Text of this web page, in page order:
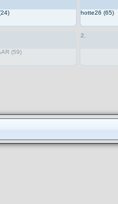
hotte26 (65)
(59)
2.